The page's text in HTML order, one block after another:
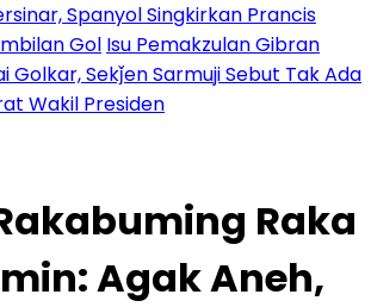
Spanyol Singkirkan Prancis
Gol Isu Pemakzulan Gibran
Golkar, Sekǰen Sarmuji Sebut Tak Ada
Wakil Presiden
Raka
Agak Aneh,